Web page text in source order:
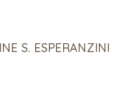
S. ESPERANZINI